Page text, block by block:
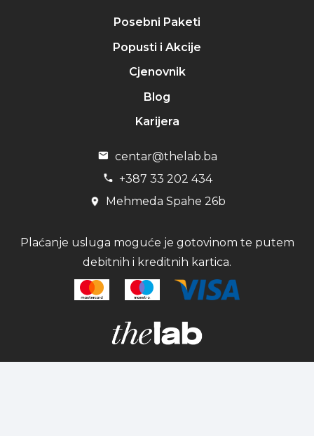
Posebni Paketi
Popusti i Akcije
Cjenovnik
Blog
Karijera
centar@thelab.ba
+387 33 202 434
Mehmeda Spahe 26b
Plaćanje usluga moguće je gotovinom te putem
debitnih i kreditnih kartica.